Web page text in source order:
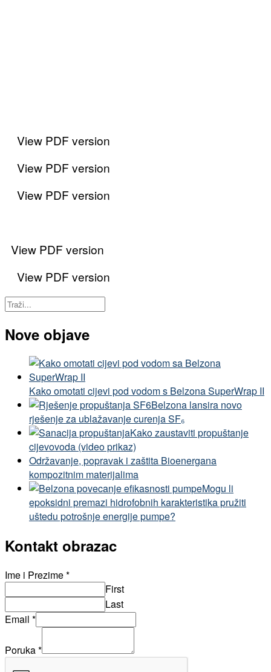
View PDF version
View PDF version
View PDF version
View PDF version
View PDF version
Nove objave
Kako omotati cijevi pod vodom s Belzona SuperWrap II
Belzona lansira novo
rješenje za ublažavanje curenja SF₆
Kako zaustaviti propuštanje
cijevovoda (video prikaz)
Održavanje, popravak i zaštita Bioenergana
kompozitnim materijalima
Mogu li
epoksidni premazi hidrofobnih karakteristika pružiti
uštedu potrošnje energije pumpe?
Kontakt obrazac
Ime i Prezime*
First
Last
Email *
Poruka*